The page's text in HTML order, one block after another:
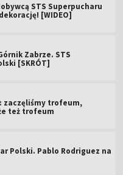
STS Superpucharu
[WIDEO]
Zabrze. STS
[SKRÓT]
zaczęliśmy trofeum,
też trofeum
Polski. Pablo Rodriguez na